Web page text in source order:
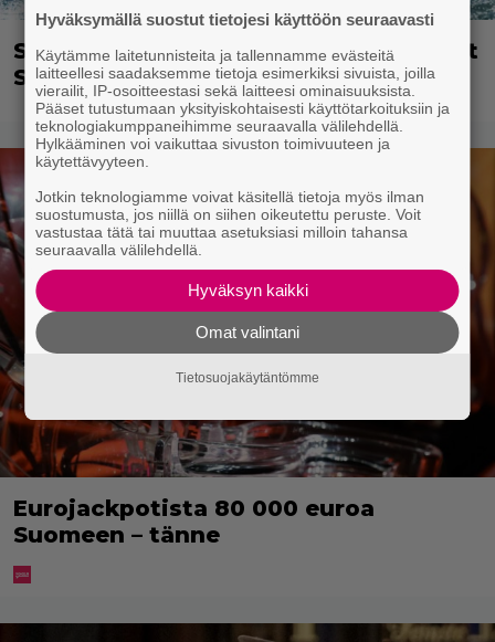
Scream- ja One Piece -tähdet liittyivät
Sam Raimin alligaattorielokuvaan
Eurojackpotista 80 000 euroa
Suomeen – tänne
Hyväksymällä suostut tietojesi käyttöön seuraavasti
Käytämme laitetunnisteita ja tallennamme evästeitä
laitteellesi saadaksemme tietoja esimerkiksi sivuista, joilla
vierailit, IP-osoitteestasi sekä laitteesi ominaisuuksista.
Pääset tutustumaan yksityiskohtaisesti käyttötarkoituksiin ja
teknologiakumppaneihimme seuraavalla välilehdellä.
Hylkääminen voi vaikuttaa sivuston toimivuuteen ja
käytettävyyteen.
Jotkin teknologiamme voivat käsitellä tietoja myös ilman
suostumusta, jos niillä on siihen oikeutettu peruste. Voit
vastustaa tätä tai muuttaa asetuksiasi milloin tahansa
seuraavalla välilehdellä.
Hyväksyn kaikki
Omat valintani
Tietosuojakäytäntömme